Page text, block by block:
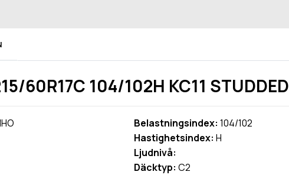
60R17C 104/102H KC11 STUDDED
Belastningsindex: 104/102
Hastighetsindex: H
Ljudnivå:
Däcktyp: C2